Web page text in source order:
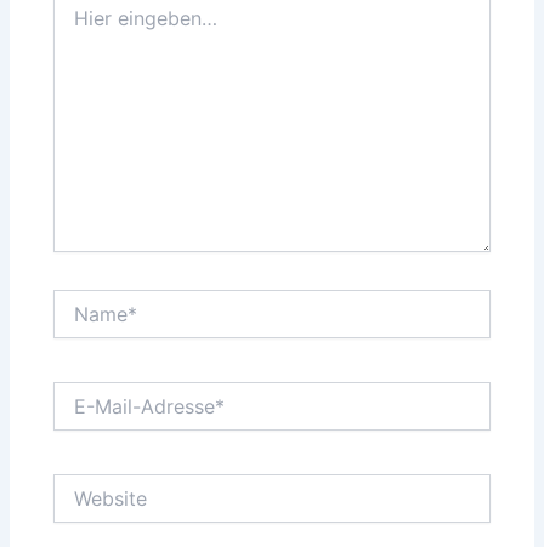
eingeben…
Mail-